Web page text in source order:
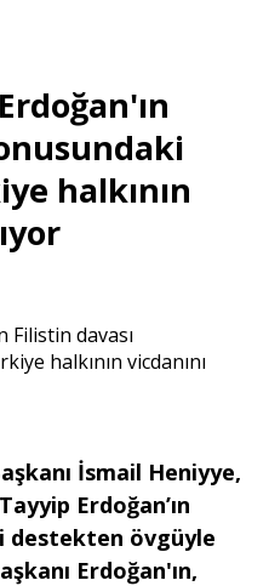
Analiz
halkının
İsmail Heniyye,
Erdoğan’ın
destekten övgüyle
Erdoğan'ın,